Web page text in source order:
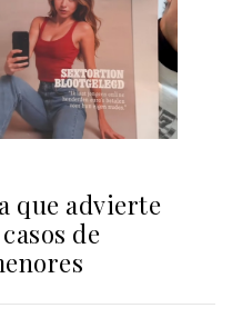
que advierte
de